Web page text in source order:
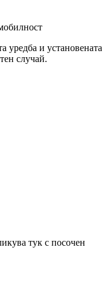
уредба и установената
случай.
тук с посочен